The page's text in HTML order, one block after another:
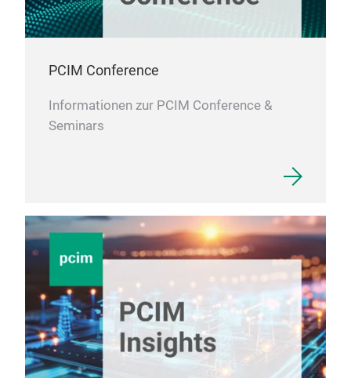
PCIM Conference
Informationen zur PCIM Conference &
Seminars